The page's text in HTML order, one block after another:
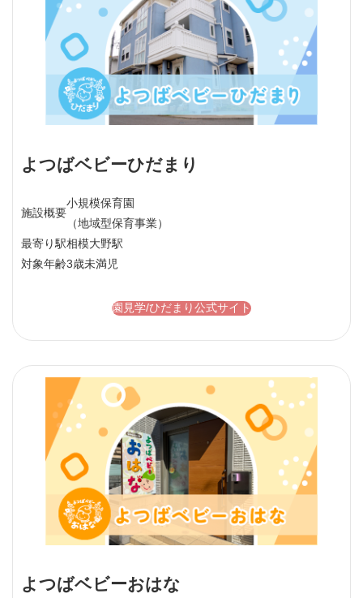
よつばベビーひだまり
施設概要
小規模保育園
（地域型保育事業）
最寄り駅相模大野駅
対象年齢3歳未満児
園見学/ひだまり公式サイト
よつばベビーおはな